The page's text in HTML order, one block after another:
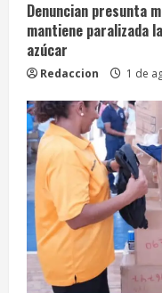
Denuncian presunta
mantiene paralizada
azúcar
Redaccion 1 de